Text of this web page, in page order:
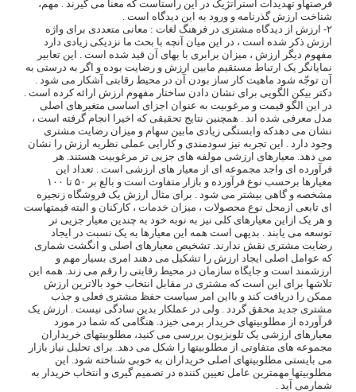
فرصتهاو تهدیدات استراتژیک در این راستاست که معنا می گیرند . مهم،
شناخت ارزش گذرنامه و ورود به این دیدگاه است .
۲-
ارزش از دیدگاه مشتری در فرهنگ لغات : معانی متعددی برای واژه
ارزش ذکر شده است ، در این میان آنچه با بحث ما نزدیکی زیادی دارد
مفهوم دیگر ارزش ، میزان برابری با بهای آن قید شده است . این تعابیر
نمایانگر یک ارتباط مستقیم مابین ارزش و رضایت بوده و اگر به درستی به
آن توجّه شود ماهیت کار ساز بودن آن در محیط رقابتی آشکار می شود .
دکتر بیکن الگویی برای نشان دادن ساختار مفهوم ارزش ارائه کرده است .
در این الگو قیمت و مرغوبیت به عنوان اجزای اساسی متغیرهای اصلی
مدل معرفی شده اند . همچنین نتایج تحقیقی که اخیرا انجام گرفته است ،
نشان می دهدکه وابستگی زیادی مابین سهام و میزان رضایت مشتری
وجود دارد . این تجربه نیز سودمندی و کارایی عملی نظریه ارزش را نشان
می دهد. معیارهای ارزشی مولفه های جزیی تر مرغوبیت هستند. هر
فرآورده ای واجد مجموعه ای از معیار های ارزشی است . تعداد این
معیارها برحسب نوع فرآورده و بازار متفاوت است و بالغ بر ۵۰ تا ۱۰۰
مشخصه و گاهی بیشتر می شود . برای مثال ارزش یک فروشگاه زنجیره
ای تابعی ازمحل نوع محصولات ، میزان خدمات ، کارکنان و البته قیمتهاست
و هر یک ازاین معیارهای کلی نیز به نوبه خود به چندین معیار جزیی تر
توسعه می یابند . بدیهی است همه این معیارها به یک نسبت در ایجاد
رضایت مشتری نقش ندارند. تشخیص معیارهای اصلی و انگشت شماری
که عوامل اصلی ایجاد ارزش را تشکیل می دهند امری بسیار مهم و
ارزشمند است و جایگاه سازمان در محیط رقابتی را رقم می زند. همه این
تلاشها برای این است که مشتری در مقابل انتخاب خود بالاترین ارزش
ممکن را دریافت کند و بااین امر سیاست حفظ مشتری فعلی و جذب
مشتری جدید محقق گردد . ولی در عملکار بدین سادگی نیست . ارزش یک
فرآورده از مطلوبیتهای خریدار برمی خیزد. هنگامی که شما در مورد
معیارهای ارزشی یک تلویزیون بررسی می کنید، مطلوبیتهای خریداران
مجموعه های متفاوتی از مطلوبیتها را شکل می دهد. برای تحلیل نیاز بازار
می بایستی مطلوبیتهای اصلی خریداران به خوبی شناخته شود. این
مطلوبیتها مهمترین عامل تعیین کننده در تصمیم گیری و انتخاب خریدار به
شمارمی آید .